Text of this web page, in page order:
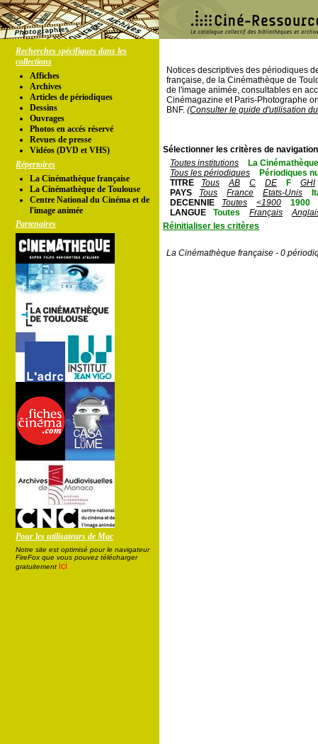
Recherches spécifiques dans les
collections
Affiches
Archives
Articles de périodiques
Dessins
Ouvrages
Photos en accés réservé
Revues de presse
Vidéos (DVD et VHS)
Répertoires
La Cinémathèque française
La Cinémathèque de Toulouse
Centre National du Cinéma et de
l'image animée
Partenaires
Pour les utilisateurs de Mac
Notre site est optimisé pour le navigateur
FireFox que vous pouvez télécharger
gratuitement ici
Notices descriptives des périodiques
française, de la Cinémathèque de
de l'image animée, consultables en
Cinémagazine et Paris-Photographe
BNF. (Consulter le guide d'utilisation
Sélectionner les critères de
Toutes institutions
La
Tous les périodiques
Périodiques
TITRE
Tous AB C DE F GHI
PAYS
Tous France Etats-Unis
DECENNIE
Toutes <1900 1900
LANGUE
Toutes Français
Réinitialiser les critères
La Cinémathèque française - 0